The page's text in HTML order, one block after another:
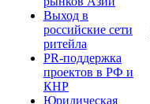
Выход в
российские сети
ритейла
PR-поддержка
проектов в РФ и
КНР
Юридическая